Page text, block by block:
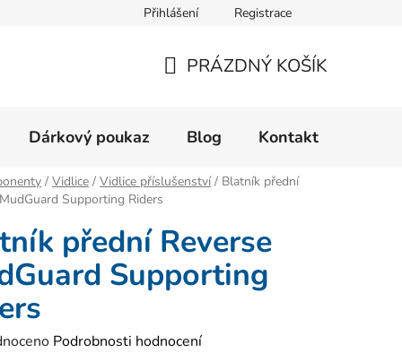
Formulář pro reklamaci zboží
Přihlášení Registrace
KOŠÍK
PRÁZDNÝ KOŠÍK
Dárkový poukaz Blog Kontakt
/ Vidlice / Vidlice příslušenství / Blatník přední
Supporting Riders
přední Reverse
Supporting
Podrobnosti hodnocení